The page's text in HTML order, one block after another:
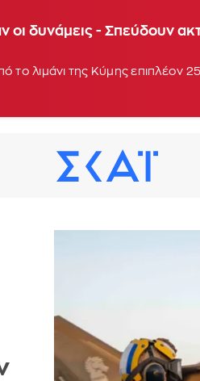
δυνάμεις - Σπεύδουν
το λιμάνι της Κύμης